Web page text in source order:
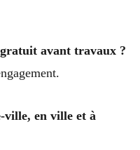
avant travaux ?
ville, en ville et à